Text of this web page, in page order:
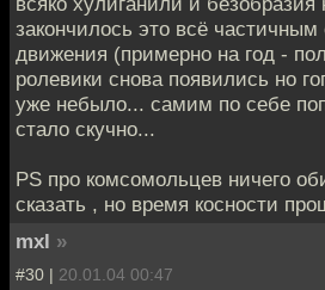
закончилось это всё
движения (примерно на год -
ролевики снова появились но
уже небыло... самим по себе
стало скучно...
PS про комсомольцев ничего
сказать , но время косности
mxl »
#30 | 20.01.04 00:47